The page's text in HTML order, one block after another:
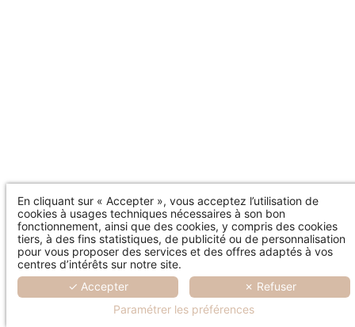
En cliquant sur « Accepter », vous acceptez l’utilisation de
cookies à usages techniques nécessaires à son bon
fonctionnement, ainsi que des cookies, y compris des cookies
tiers, à des fins statistiques, de publicité ou de personnalisation
pour vous proposer des services et des offres adaptés à vos
centres d’intérêts sur notre site.
✓ Accepter
✗ Refuser
Paramétrer les préférences